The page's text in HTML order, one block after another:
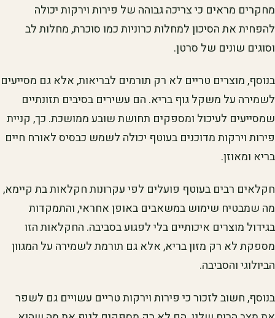
מחקרים מראים כי צריכה גבוהה של פירות וירקות יכולה
להפחית את הסיכון למחלות כרוניות כמו סוכרת, מחלות לב
וסוגים שונים של סרטן.
בנוסף, מוצרים טריים לא רק תורמים לבריאות, אלא גם מסייעים
לשמירה על משקל גוף בריא. הם עשירים בסיבים תזונתיים
שמסייעים לעיכול ומספקים תחושת שובע ממושכת. כך, קניית
פירות וירקות מדוכנים בעוטף יכולה לשמש כבסיס לאורח חיים
בריא ומאוזן.
חקלאים רבים בעוטף פועלים לפי עקרונות חקלאות בת קיימא,
מה שמבטיח שימוש במשאבים באופן אחראי, והתמקדות
בגידול מוצרים איכותיים בלי לפגוע בסביבה. החקלאות הזו
מספקת לא רק מזון בריא, אלא גם תורמת לשמירה על המגוון
הביולוגי והסביבה.
בנוסף, חשוב לזכור כי פירות וירקות טריים עשויים גם לשפר